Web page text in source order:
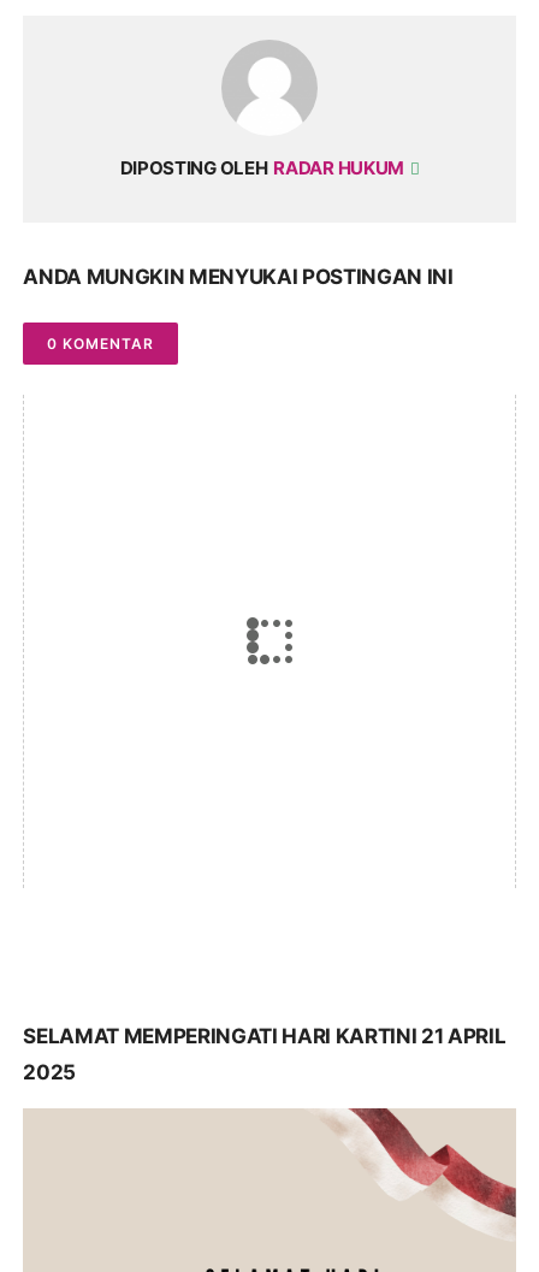
DIPOSTING OLEH RADAR HUKUM
ANDA MUNGKIN MENYUKAI POSTINGAN INI
0 KOMENTAR
SELAMAT MEMPERINGATI HARI KARTINI 21 APRIL
2025